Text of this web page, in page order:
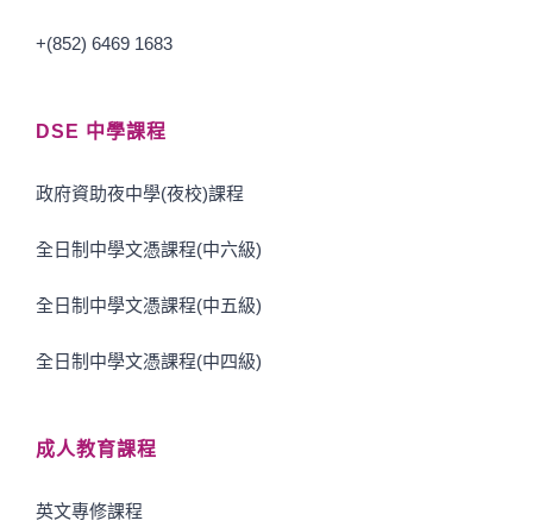
+(852) 6469 1683
DSE 中學課程
政府資助夜中學(夜校)課程
全日制中學文憑課程(中六級)
全日制中學文憑課程(中五級)
全日制中學文憑課程(中四級)
成人教育課程
英文專修課程